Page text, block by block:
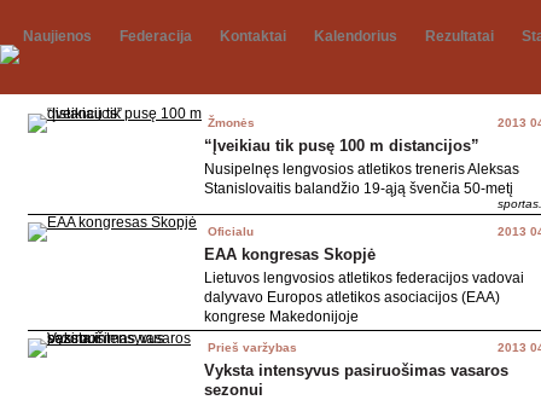
Naujienos Federacija Kontaktai Kalendorius Rezultatai
Žmonės 2013
“Įveikiau tik pusę 100 m distancijos”
Nusipelnęs lengvosios atletikos treneris Aleksas
Stanislovaitis balandžio 19-ąją švenčia 50-metį
Oficialu 2013
EAA kongresas Skopjė
Lietuvos lengvosios atletikos federacijos vadovai
dalyvavo Europos atletikos asociacijos (EAA)
kongrese Makedonijoje
Prieš varžybas 2013
Vyksta intensyvus pasiruošimas vasaros
sezonui